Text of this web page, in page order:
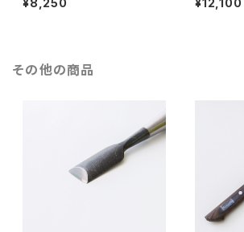
¥8,250 ¥12,100
その他の商品